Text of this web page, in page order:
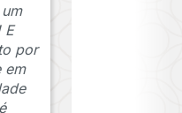
E
por
em